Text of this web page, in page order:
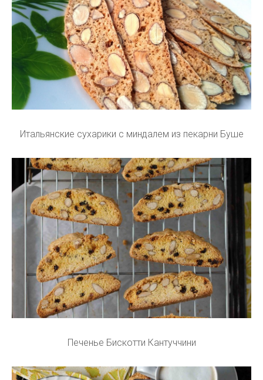
Итальянские сухарики с миндалем из пекарни Буше
Печенье Бискотти Кантуччини